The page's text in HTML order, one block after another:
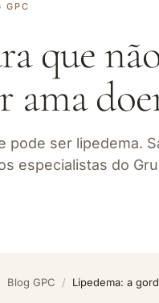
GPC
que
ama
ser lipedema.
especialistas do
Blog GPC / Lipedema: a